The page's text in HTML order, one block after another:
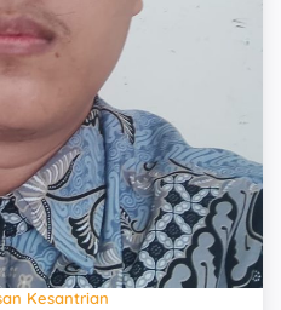
Kesantrian